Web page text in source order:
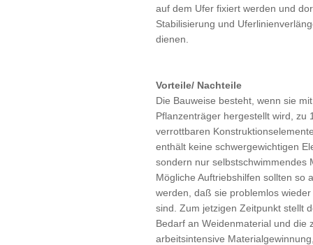
auf dem Ufer fixiert werden und
Stabilisierung und
dienen.
Vorteile/ Nachteile
Die Bauweise besteht, wenn sie
Pflanzenträger hergestellt wird, zu
verrottbaren
enthält keine schwergewichtigen
sondern nur selbstschwimmendes
Mögliche Auftriebshilfen sollten so
werden, daß sie problemlos
sind. Zum jetzigen Zeitpunkt stellt
Bedarf an Weidenmaterial und die
arbeitsintensive